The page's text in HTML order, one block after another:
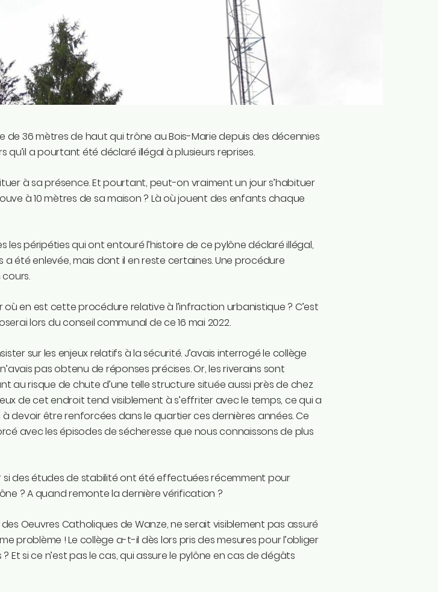
de 36 mètres de haut qui trône au Bois-Marie depuis des décennies
a pourtant été déclaré illégal à plusieurs reprises.
à sa présence. Et pourtant, peut-on vraiment un jour s’habituer
à 10 mètres de sa maison ? Là où jouent des enfants chaque
les péripéties qui ont entouré l’histoire de ce pylône déclaré illégal,
été enlevée, mais dont il en reste certaines. Une procédure
où en est cette procédure relative à l’infraction urbanistique ? C’est
lors du conseil communal de ce 16 mai 2022.
sur les enjeux relatifs à la sécurité. J’avais interrogé le collège
pas obtenu de réponses précises. Or, les riverains sont
au risque de chute d’une telle structure située aussi près de chez
de cet endroit tend visiblement à s’effriter avec le temps, ce qui a
devoir être renforcées dans le quartier ces dernières années. Ce
avec les épisodes de sécheresse que nous connaissons de plus
si des études de stabilité ont été effectuées récemment pour
? A quand remonte la dernière vérification ?
des Oeuvres Catholiques de Wanze, ne serait visiblement pas assuré
problème ! Le collège a-t-il dès lors pris des mesures pour l’obliger
Et si ce n’est pas le cas, qui assure le pylône en cas de dégâts